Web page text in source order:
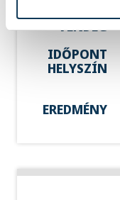
VENDÉG
IDŐPONT
HELYSZÍN
EREDMÉNY